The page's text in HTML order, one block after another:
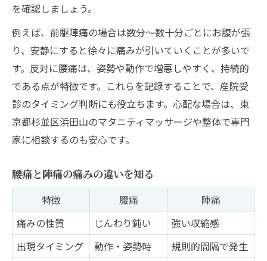
を確認しましょう。
例えば、前駆陣痛の場合は数分〜数十分ごとにお腹が張
り、安静にすると徐々に痛みが引いていくことが多いで
す。反対に腰痛は、姿勢や動作で増悪しやすく、持続的
である点が特徴です。これらを記録することで、産院受
診のタイミング判断にも役立ちます。心配な場合は、東
京都杉並区浜田山のマタニティマッサージや整体で専門
家に相談するのも安心です。
腰痛と陣痛の痛みの違いを知る
特徴 腰痛
陣痛
痛みの性質
じんわり鈍い
強い収縮感
出現タイミング
動作・姿勢時
規則的間隔で発生